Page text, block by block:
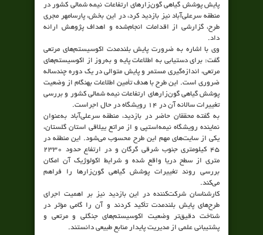
پایش پوشش گیاهی گون‌زارهای ارتفاعات نیمه شمالی کشور در
منطقه سرعلی‌آباد نیز بازدید کرد، در این بخش، پارسامهر مجری
طرح، گزارشی از اقدامات انجام‌شده و اهداف پژوهش ارائه
داد.
وی با اشاره به ضرورت پایش بلندمدت اکوسیستم‌های مرتعی
گفت: برای دستیابی به اطلاعات پایه و به‌روز از اکوسیستم‌های
مرتعی، اندازه‌گیری مستمر و پایش متوالی در یک دوره چندساله
ضروری است. این طرح با هدف تأمین اطلاعات بهنگام از وضعیت
پوشش گیاهی گون‌زارهای ارتفاعات نیمه شمالی کشور و بررسی
تغییرات سالانه آن در ۱۴ رویشگاه در حال اجراست.
به گفته محققان حاضر در بازدید، منطقه سرعلی‌آباد به‌عنوان
نماینده رویشگاه نیمه‌استپی و از مراتع ییلاقی استان گلستان،
یکی از سایت‌های مهم این طرح محسوب می‌شود. این منطقه در
۴۵ کیلومتری جنوب شرقی گرگان و در ارتفاع حدود ۲۳۳۰
متری از سطح دریا واقع شده و شرایط اکولوژیک آن امکان
بررسی روند تغییرات پوشش گیاهی گون‌زارها را فراهم
می‌کند.
کارشناسان شرکت‌کننده در این بازدید نیز بر اهمیت اجرای
طرح‌های پایش بلندمدت تأکید کردند و آن را گامی مؤثر در
شناخت دقیق‌تر وضعیت اکوسیستم‌های جنگلی و مرتعی و
پشتیبانی علمی از مدیریت پایدار منابع طبیعی دانستند.